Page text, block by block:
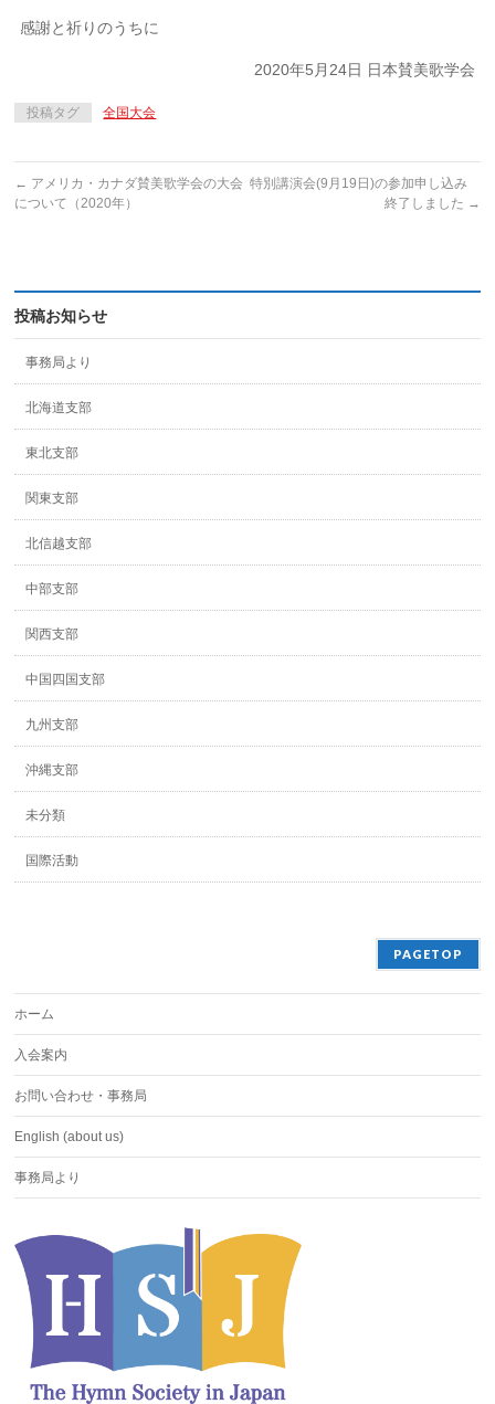
感謝と祈りのうちに
2020年5月24日 日本賛美歌学会
投稿タグ 全国大会
← アメリカ・カナダ賛美歌学会の大会
について（2020年）
特別講演会(9月19日)の参加申し込み
終了しました →
投稿お知らせ
事務局より
北海道支部
東北支部
関東支部
北信越支部
中部支部
関西支部
中国四国支部
九州支部
沖縄支部
未分類
国際活動
PAGETOP
ホーム
入会案内
お問い合わせ・事務局
English (about us)
事務局より